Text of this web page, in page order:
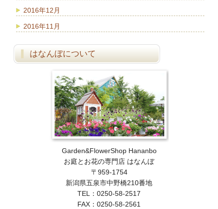
2016年12月
2016年11月
はなんぼについて
Garden&FlowerShop Hananbo
お庭とお花の専門店 はなんぼ
〒959-1754
新潟県五泉市中野橋210番地
TEL：0250-58-2517
FAX：0250-58-2561